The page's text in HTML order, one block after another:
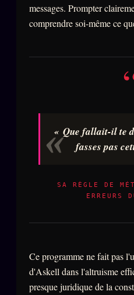
messages. Prompter
comprendre soi-même ce
« Que fallait-il te
fasses pas
SA RÈGLE DE
ERREURS
Ce programme ne fait pas
d'Askell dans l'altruisme
presque juridique de la